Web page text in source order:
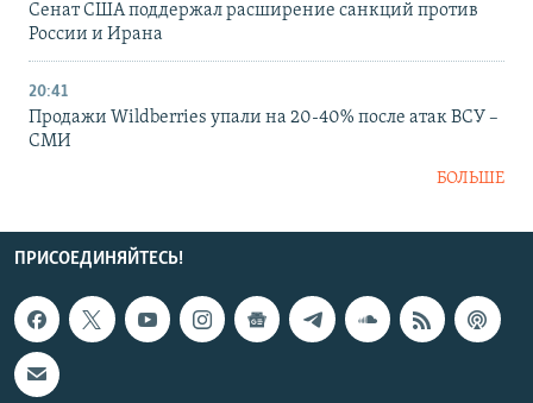
Сенат США поддержал расширение санкций против
России и Ирана
20:41
Продажи Wildberries упали на 20-40% после атак ВСУ –
СМИ
БОЛЬШЕ
ПРИСОЕДИНЯЙТЕСЬ!